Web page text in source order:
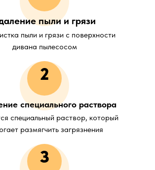
пыли и грязи
пыли и грязи с поверхности
дивана пылесосом
2
специального раствора
специальный раствор, который
размягчить загрязнения
3